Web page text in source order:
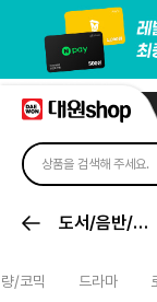
도서/음반/취
/코믹 드라마